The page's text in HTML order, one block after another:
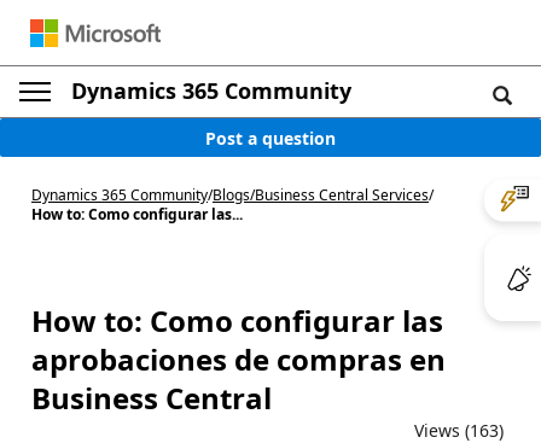
Dynamics 365 Community
Post a question
Dynamics 365 Community/Blogs/Business Central Services/
How to: Como configurar las...
How to: Como configurar las
aprobaciones de compras en
Business Central
Views (163)